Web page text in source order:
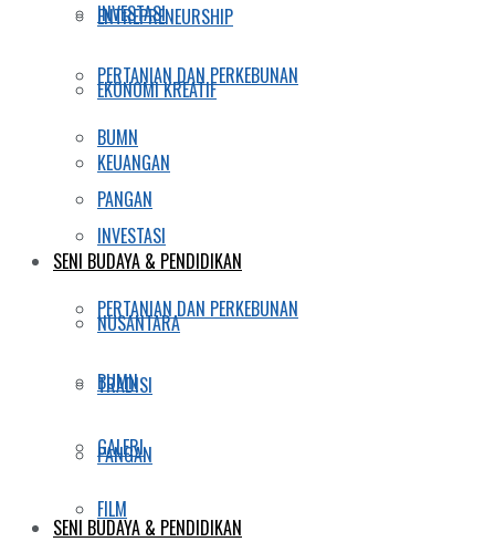
INVESTASI
PERTANIAN DAN PERKEBUNAN
BUMN
PANGAN
SENI BUDAYA & PENDIDIKAN
NUSANTARA
TRADISI
GALERI
FILM
ENTREPRENEURSHIP
EKONOMI KREATIF
KEUANGAN
INVESTASI
PERTANIAN DAN PERKEBUNAN
BUMN
PANGAN
SENI BUDAYA & PENDIDIKAN